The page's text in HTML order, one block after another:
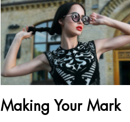
Making Your Mark